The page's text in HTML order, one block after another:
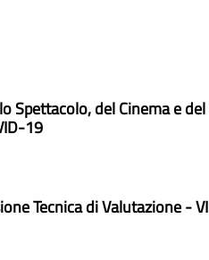
Spettacolo, del Cinema e del
19
Tecnica di Valutazione - VI